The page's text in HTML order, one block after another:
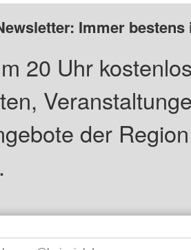
Immer
20 Uhr
der